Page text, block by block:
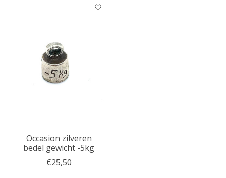
Occasion zilveren
bedel gewicht -5kg
€25,50